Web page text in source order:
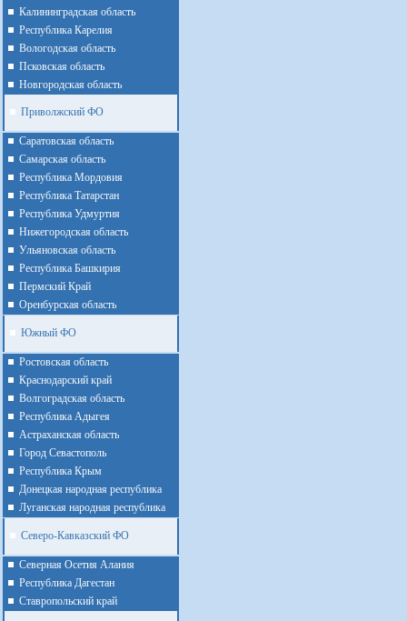
Калининградская область
Республика Карелия
Вологодская область
Псковская область
Новгородская область
Приволжский ФО
Cаратовская область
Cамарская область
Республика Мордовия
Республика Татарстан
Республика Удмуртия
Нижегородская область
Ульяновская область
Республика Башкирия
Пермский Край
Оренбурская область
Южный ФО
Ростовская область
Краснодарский край
Волгоградская область
Республика Адыгея
Астраханская область
Город Севастополь
Республика Крым
Донецкая народная республика
Луганская народная республика
Северо-Кавказский ФО
Северная Осетия Алания
Республика Дагестан
Ставропольский край